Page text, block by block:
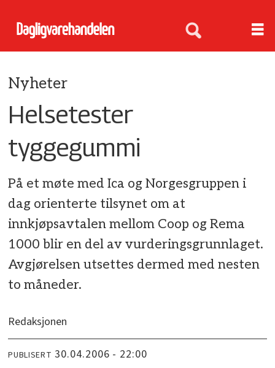
Nyheter
Helsetester
tyggegummi
På et møte med Ica og Norgesgruppen i
dag orienterte tilsynet om at
innkjøpsavtalen mellom Coop og Rema
1000 blir en del av vurderingsgrunnlaget.
Avgjørelsen utsettes dermed med nesten
to måneder.
Redaksjonen
PUBLISERT 30.04.2006 - 22:00